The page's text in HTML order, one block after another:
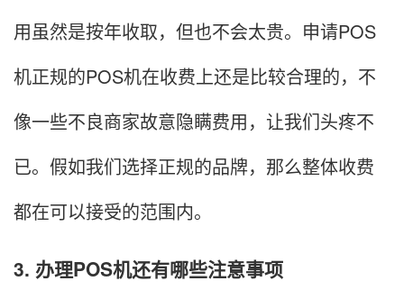
用虽然是按年收取，但也不会太贵。申请POS
机正规的POS机在收费上还是比较合理的，不
像一些不良商家故意隐瞒费用，让我们头疼不
已。假如我们选择正规的品牌，那么整体收费
都在可以接受的范围内。
3. 办理POS机还有哪些注意事项